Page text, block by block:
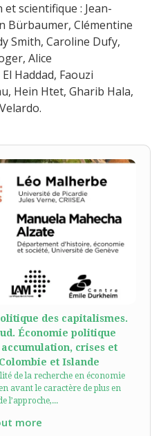
scientifique : Jean-
Bürbaumer, Clémentine
Smith, Caroline Dufy,
Alice
Haddad, Faouzi
Hein Htet, Gharib Hala,
des capitalismes.
Économie politique
crises et
et Islande
de la recherche en économie
avant le caractère de plus en
l’approche,...
more